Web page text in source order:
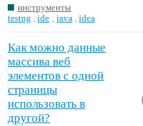
инструменты
testng
,ide java idea
Как можно данные
массива веб
элементов с одной
страницы
использовать в
другой?